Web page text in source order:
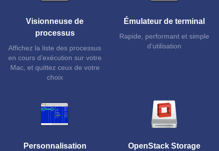
Visionneuse de
processus
Affichez la liste des processus
en cours d’exécution sur votre
Mac, et quittez ceux de votre
choix
Émulateur de terminal
Rapide, performant et simple
d’utilisation
Personnalisation OpenStack Storage